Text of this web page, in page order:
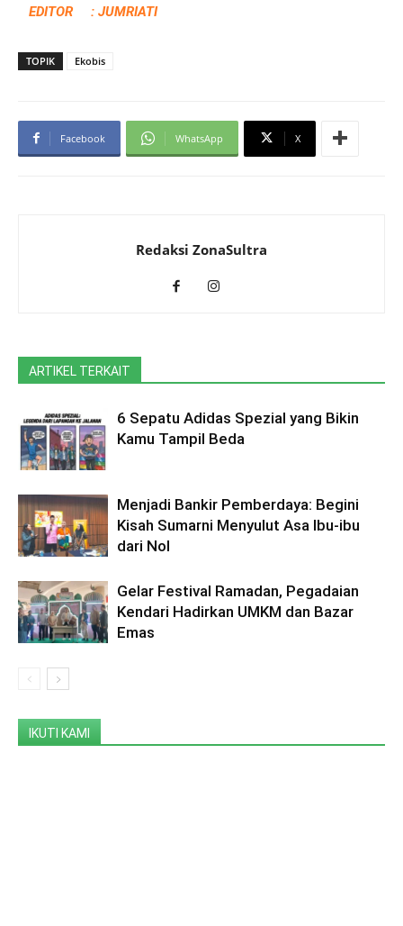
EDITOR : JUMRIATI
TOPIK Ekobis
Facebook WhatsApp X
Redaksi ZonaSultra
ARTIKEL TERKAIT
6 Sepatu Adidas Spezial yang Bikin
Kamu Tampil Beda
Menjadi Bankir Pemberdaya: Begini
Kisah Sumarni Menyulut Asa Ibu-ibu
dari Nol
Gelar Festival Ramadan, Pegadaian
Kendari Hadirkan UMKM dan Bazar
Emas
IKUTI KAMI